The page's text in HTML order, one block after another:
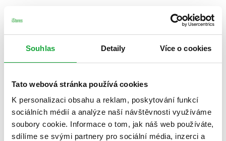
Souhlas Detaily Více o cookies
Tato webová stránka používá cookies
K personalizaci obsahu a reklam, poskytování funkcí
sociálních médií a analýze naší návštěvnosti využíváme
soubory cookie. Informace o tom, jak náš web používáte,
sdílíme se svými partnery pro sociální média, inzerci a